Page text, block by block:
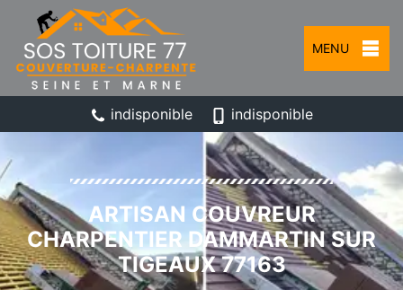
MENU
indisponible indisponible
ARTISAN COUVREUR
CHARPENTIER DAMMARTIN SUR
TIGEAUX 77163